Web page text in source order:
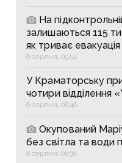
На
залишаються 115
як триває евакуація
6 серпня, 09:54
У Краматорську
чотири відділення
6 серпня, 08:46
Окупований
без світла та води
6 серпня, 08:36